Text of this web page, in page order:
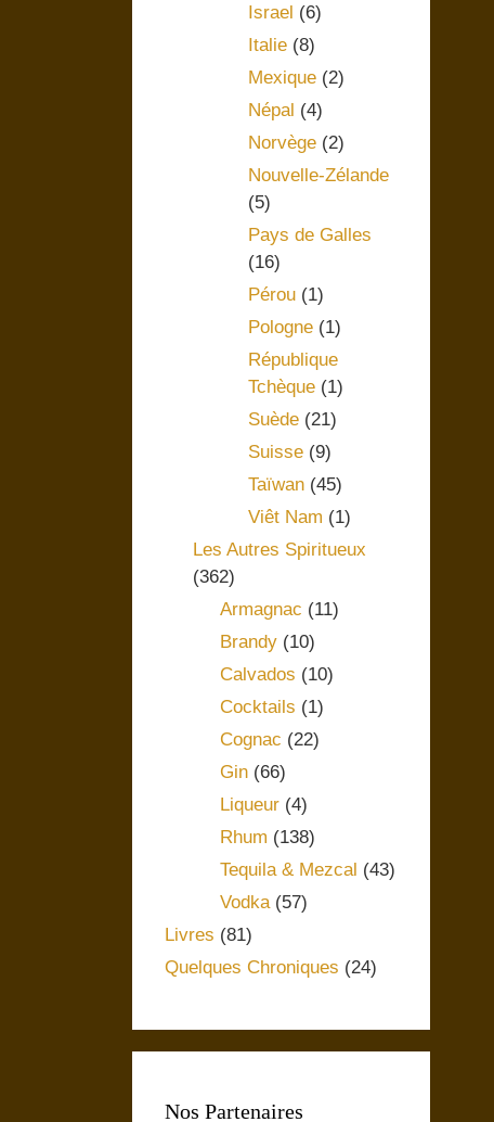
Israel (6)
Italie(8)
Mexique(2)
Népal (4)
Norvège(2)
Nouvelle-Zélande
(5)
Pays de Galles
(16)
Pérou(1)
Pologne(1)
République
Tchèque(1)
Suède(21)
Suisse(9)
Taïwan(45)
Viêt Nam (1)
Les Autres Spiritueux
(362)
Armagnac (11)
Brandy (10)
Calvados (10)
Cocktails (1)
Cognac (22)
Gin (66)
Liqueur (4)
Rhum (138)
Tequila & Mezcal (43)
Vodka (57)
Livres (81)
Quelques Chroniques (24)
Nos Partenaires